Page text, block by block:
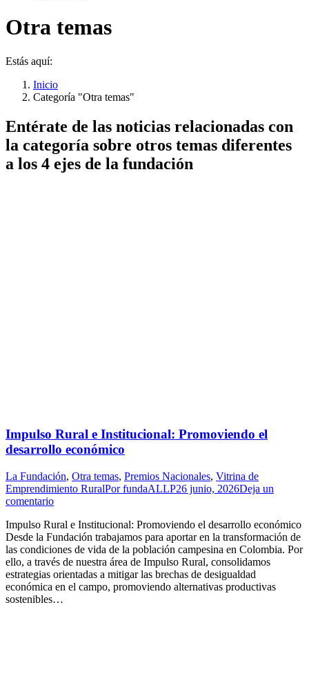
Otra temas
Estás aquí:
Inicio
Categoría "Otra temas"
Entérate de las noticias relacionadas con
la categoría sobre otros temas diferentes
a los 4 ejes de la fundación
Impulso Rural e Institucional: Promoviendo el
desarrollo económico
La Fundación, Otra temas, Premios Nacionales, Vitrina de
Emprendimiento RuralPorfundaALLP26 junio, 2026Deja un
comentario
Impulso Rural e Institucional: Promoviendo el desarrollo económico
Desde la Fundación trabajamos para aportar en la transformación de
las condiciones de vida de la población campesina en Colombia. Por
ello, a través de nuestra área de Impulso Rural, consolidamos
estrategias orientadas a mitigar las brechas de desigualdad
económica en el campo, promoviendo alternativas productivas
sostenibles…